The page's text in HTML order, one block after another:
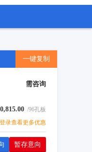
一键复制
需咨询
/96孔板
登录查看更多优惠
暂存意向